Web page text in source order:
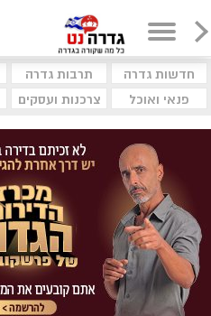
חדשות גדרה תרבות גדרה
פנאי ואוכל
צרכנות ועסקים